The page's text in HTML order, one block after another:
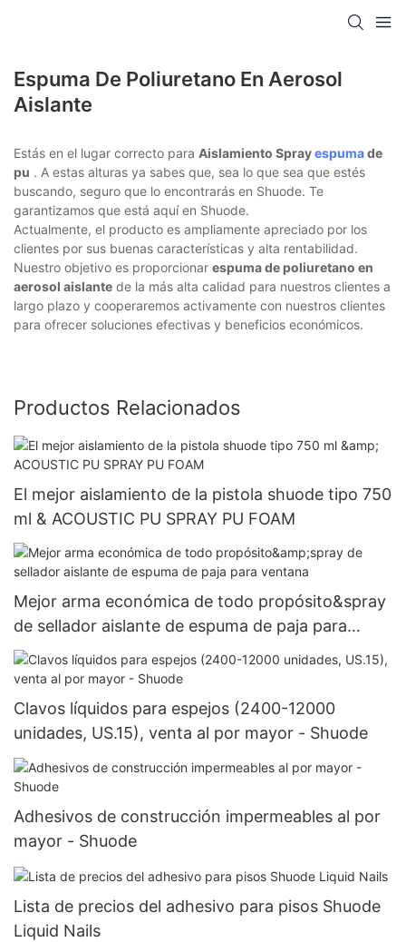
Espuma De Poliuretano En Aerosol
Aislante
Estás en el lugar correcto para Aislamiento Sprayespumade
pu . A estas alturas ya sabes que, sea lo que sea que estés
buscando, seguro que lo encontrarás en Shuode. Te
garantizamos que está aquí en Shuode.
Actualmente, el producto es ampliamente apreciado por los
clientes por sus buenas características y alta rentabilidad.
Nuestro objetivo es proporcionar espuma de poliuretano en
aerosol aislante de la más alta calidad para nuestros clientes a
largo plazo y cooperaremos activamente con nuestros clientes
para ofrecer soluciones efectivas y beneficios económicos.
Productos Relacionados
El mejor aislamiento de la pistola shuode tipo 750
ml & ACOUSTIC PU SPRAY PU FOAM
Mejor arma económica de todo propósito&spray
de sellador aislante de espuma de paja para
ventana
Clavos líquidos para espejos (2400-12000
unidades, US.15), venta al por mayor - Shuode
Adhesivos de construcción impermeables al por
mayor - Shuode
Lista de precios del adhesivo para pisos Shuode
Liquid Nails